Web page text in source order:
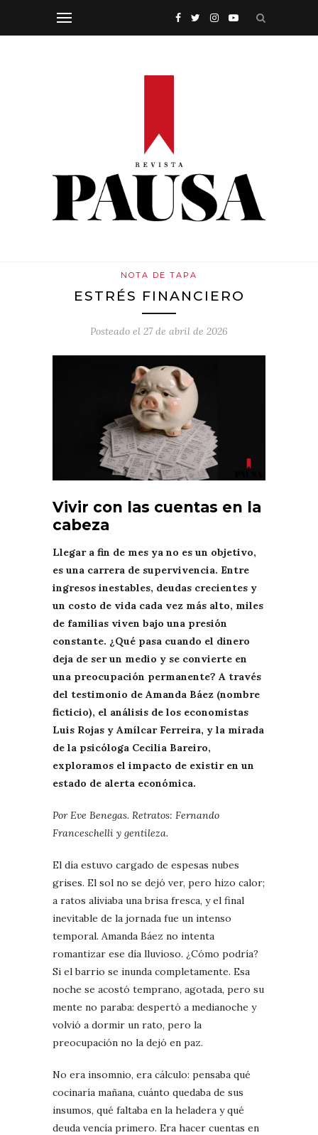
NOTA DE TAPA
ESTRÉS FINANCIERO
Posteado el 27 de abril de 2026
Vivir con las cuentas en la
cabeza
Llegar a fin de mes ya no es un objetivo,
es una carrera de supervivencia. Entre
ingresos inestables, deudas crecientes y
un costo de vida cada vez más alto, miles
de familias viven bajo una presión
constante. ¿Qué pasa cuando el dinero
deja de ser un medio y se convierte en
una preocupación permanente? A través
del testimonio de Amanda Báez (nombre
ficticio), el análisis de los economistas
Luis Rojas y Amílcar Ferreira, y la mirada
de la psicóloga Cecilia Bareiro,
exploramos el impacto de existir en un
estado de alerta económica.
Por Eve Benegas. Retratos: Fernando
Franceschelli y gentileza.
El día estuvo cargado de espesas nubes
grises. El sol no se dejó ver, pero hizo calor;
a ratos aliviaba una brisa fresca, y el final
inevitable de la jornada fue un intenso
temporal. Amanda Báez no intenta
romantizar ese día lluvioso. ¿Cómo podría?
Si el barrio se inunda completamente. Esa
noche se acostó temprano, agotada, pero su
mente no paraba: despertó a medianoche y
volvió a dormir un rato, pero la
preocupación no la dejó en paz.
No era insomnio, era cálculo: pensaba qué
cocinaría mañana, cuánto quedaba de sus
insumos, qué faltaba en la heladera y qué
deuda vencía primero. Era hacer cuentas en